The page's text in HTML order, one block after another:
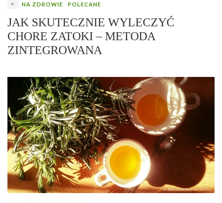
NA ZDROWIE POLECANE
JAK SKUTECZNIE WYLECZYĆ
CHORE ZATOKI – METODA
ZINTEGROWANA